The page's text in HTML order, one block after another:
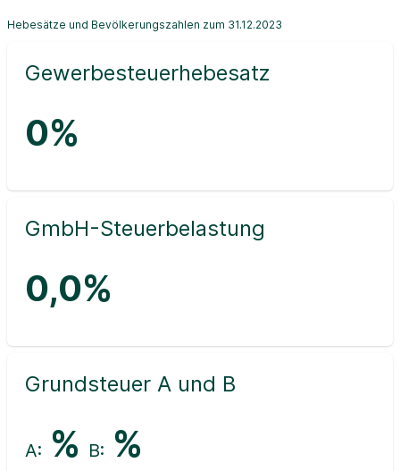
Hebesätze und Bevölkerungszahlen zum 31.12.2023
Gewerbesteuerhebesatz
0%
GmbH-Steuerbelastung
0,0%
Grundsteuer A und B
A: % B: %